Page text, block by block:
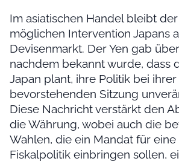
Im asiatischen Handel bleibt
möglichen Intervention Japans
Devisenmarkt. Der Yen gab
nachdem bekannt wurde, dass
Japan plant, ihre Politik bei ihrer
bevorstehenden Sitzung
Diese Nachricht verstärkt den
die Währung, wobei auch die
Wahlen, die ein Mandat für
Fiskalpolitik einbringen sollen,